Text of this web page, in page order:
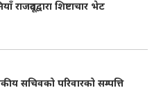
राजदूतद्वारा शिष्टाचार भेट
सचिवको परिवारको सम्पत्ति